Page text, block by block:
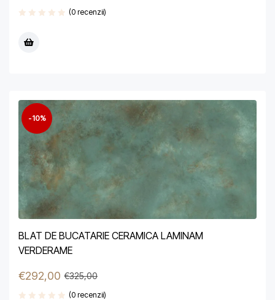
(0 recenzii)
-10%
BLAT DE BUCATARIE CERAMICA LAMINAM
VERDERAME
€325,00
€292,00
(0 recenzii)